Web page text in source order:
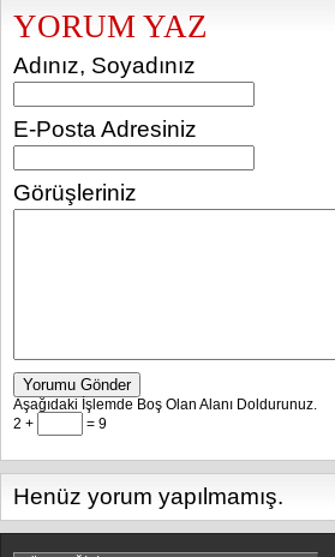
YORUM YAZ
Adınız, Soyadınız
E-Posta Adresiniz
Görüşleriniz
Yorumu Gönder
Aşağıdaki İşlemde Boş Olan Alanı Doldurunuz.
2 +
= 9
Henüz yorum yapılmamış.